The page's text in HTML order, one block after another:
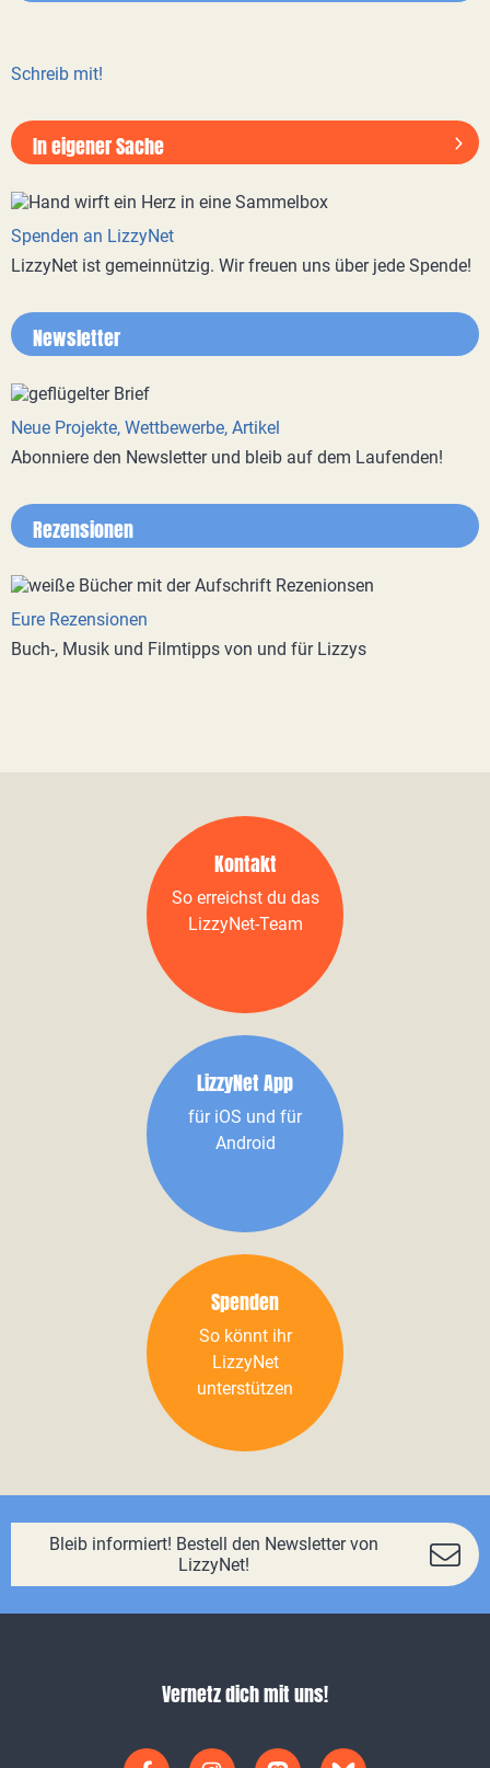
Schreib mit!
In eigener Sache
Spenden an LizzyNet
LizzyNet ist gemeinnützig. Wir freuen uns über jede Spende!
Newsletter
Neue Projekte, Wettbewerbe, Artikel
Abonniere den Newsletter und bleib auf dem Laufenden!
Rezensionen
Eure Rezensionen
Buch-, Musik und Filmtipps von und für Lizzys
Kontakt
So erreichst du das
LizzyNet-Team
LizzyNet App
für iOS und für
Android
Spenden
So könnt ihr
LizzyNet
unterstützen
Bleib informiert! Bestell den Newsletter von
LizzyNet!
Vernetz dich mit uns!